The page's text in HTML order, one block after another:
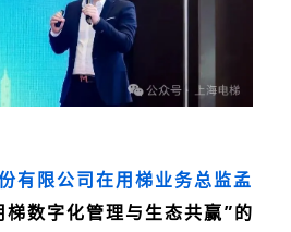
有限公司在用梯业务总监孟
梯数字化管理与生态共赢”的